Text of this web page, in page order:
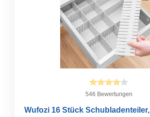
546 Bewertungen
Wufozi 16 Stück Schubladenteiler,